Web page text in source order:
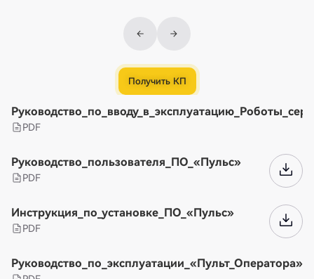
Получить КП
PDF
Руководство_пользователя_ПО_«Пульс»
PDF
Инструкция_по_установке_ПО_«Пульс»
PDF
Руководство_по_эксплуатации_«Пульт_Оператора»